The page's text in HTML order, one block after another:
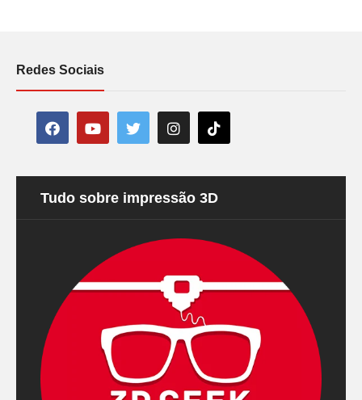
Redes Sociais
Tudo sobre impressão 3D